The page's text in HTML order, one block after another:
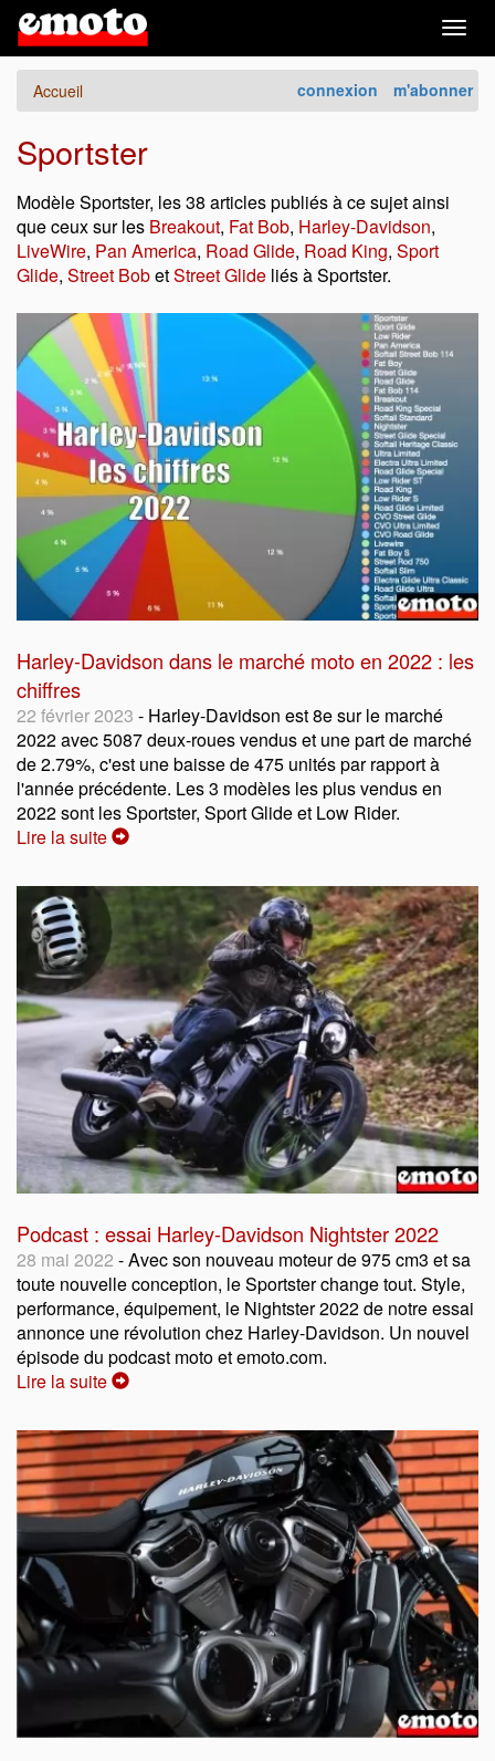
connexion m'abonner
Accueil
Sportster
Modèle Sportster, les 38 articles publiés à ce sujet ainsi
que ceux sur les Breakout, Fat Bob, Harley-Davidson,
LiveWire, Pan America, Road Glide, Road King, Sport
Glide, Street BobetStreet Glide liés à Sportster.
Harley-Davidson dans le marché moto en 2022 : les
chiffres
22 février 2023 - Harley-Davidson est 8e sur le marché
2022 avec 5087 deux-roues vendus et une part de marché
de 2.79%, c'est une baisse de 475 unités par rapport à
l'année précédente. Les 3 modèles les plus vendus en
2022 sont les Sportster, Sport Glide et Low Rider.
Lire la suite
Podcast : essai Harley-Davidson Nightster 2022
28 mai 2022 - Avec son nouveau moteur de 975 cm3 et sa
toute nouvelle conception, le Sportster change tout. Style,
performance, équipement, le Nightster 2022 de notre essai
annonce une révolution chez Harley-Davidson. Un nouvel
épisode du podcast moto et emoto.com.
Lire la suite